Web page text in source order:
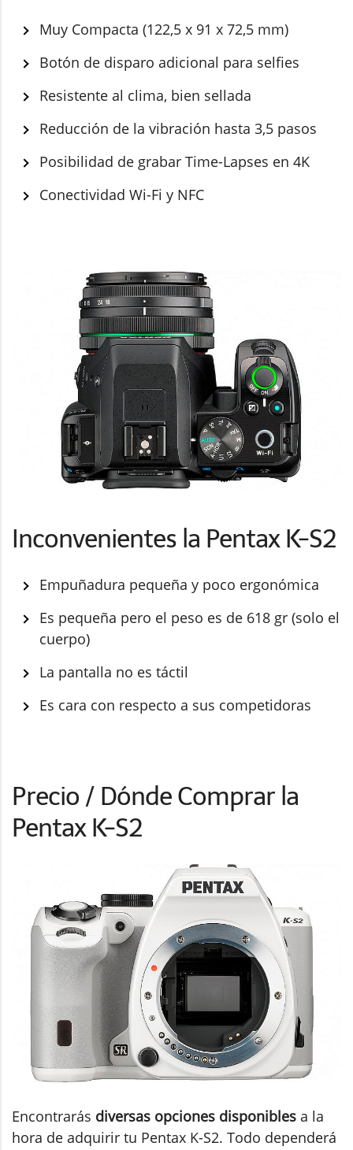
Muy Compacta (122,5 x 91 x 72,5 mm)
Botón de disparo adicional para selfies
Resistente al clima, bien sellada
Reducción de la vibración hasta 3,5 pasos
Posibilidad de grabar Time-Lapses en 4K
Conectividad Wi-Fi y NFC
Inconvenientes la Pentax K-S2
Empuñadura pequeña y poco ergonómica
Es pequeña pero el peso es de 618 gr (solo el
cuerpo)
La pantalla no es táctil
Es cara con respecto a sus competidoras
Precio / Dónde Comprar la
Pentax K-S2
Encontrarás diversas opciones disponibles a la
hora de adquirir tu Pentax K-S2. Todo dependerá